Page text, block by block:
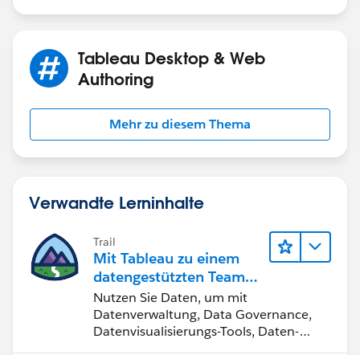
Tableau Desktop & Web
Authoring
Mehr zu diesem Thema
Verwandte Lerninhalte
Trail
Mit Tableau zu einem
datengestützten Team
werden
Nutzen Sie Daten, um mit
Datenverwaltung, Data Governance,
Datenvisualisierungs-Tools, Daten-